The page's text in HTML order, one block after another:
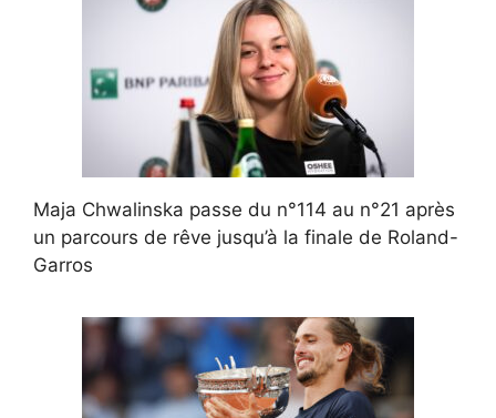
Maja Chwalinska passe du n°114 au n°21 après
un parcours de rêve jusqu’à la finale de Roland-
Garros